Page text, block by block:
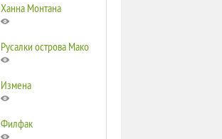
Ханна Монтана
Русалки острова Мако
Измена
Филфак